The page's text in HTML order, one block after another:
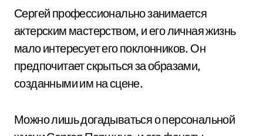
Сергей профессионально занимается
актерским мастерством, и его личная жизнь
мало интересует его поклонников. Он
предпочитает скрыться за образами,
созданными им на сцене.
Можно лишь догадываться о персональной